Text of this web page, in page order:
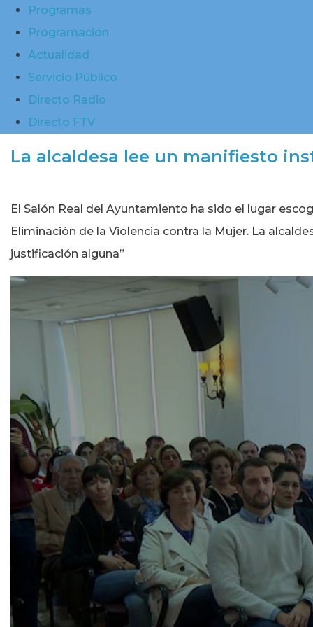
Programas
Programación
Actualidad
Servicio Público
Directo Radio
Directo FTV
La alcaldesa lee un manifiesto
El Salón Real del Ayuntamiento ha sido el lugar
Eliminación de la Violencia contra la Mujer. La
justificación alguna”